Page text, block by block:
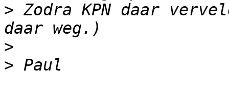
> Zodra KPN daar
>
>